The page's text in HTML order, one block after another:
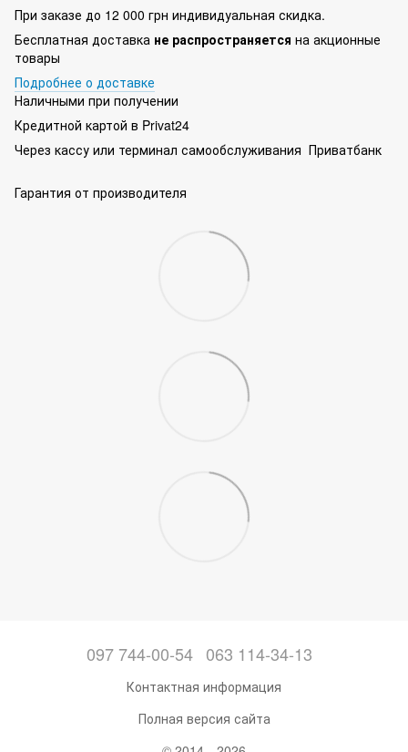
При заказе до 12 000 грн индивидуальная скидка.
Бесплатная доставка не распространяется на акционные
товары
Подробнее о доставке
Наличными при получении
Кредитной картой в Privat24
Через кассу или терминал самообслуживания Приватбанк
Гарантия от производителя
097 744-00-54 063 114-34-13
Контактная информация
Полная версия сайта